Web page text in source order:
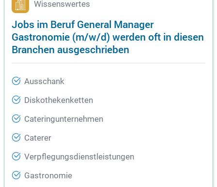
Wissenswertes
Jobs im Beruf General Manager
Gastronomie (m/w/d) werden oft in diesen
Branchen ausgeschrieben
Ausschank
Diskothekenketten
Cateringunternehmen
Caterer
Verpflegungsdienstleistungen
Gastronomie